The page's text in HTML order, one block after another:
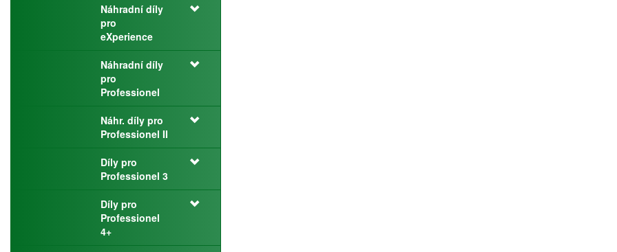
Náhradní díly
pro
eXperience
Náhradní díly
pro
Professionel
Náhr. díly pro
Professionel II
Díly pro
Professionel 3
Díly pro
Professionel
4+